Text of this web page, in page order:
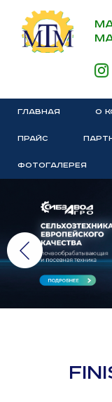
ГЛАВНАЯ О
ПРАЙС
ФОТОГАЛЕРЕЯ